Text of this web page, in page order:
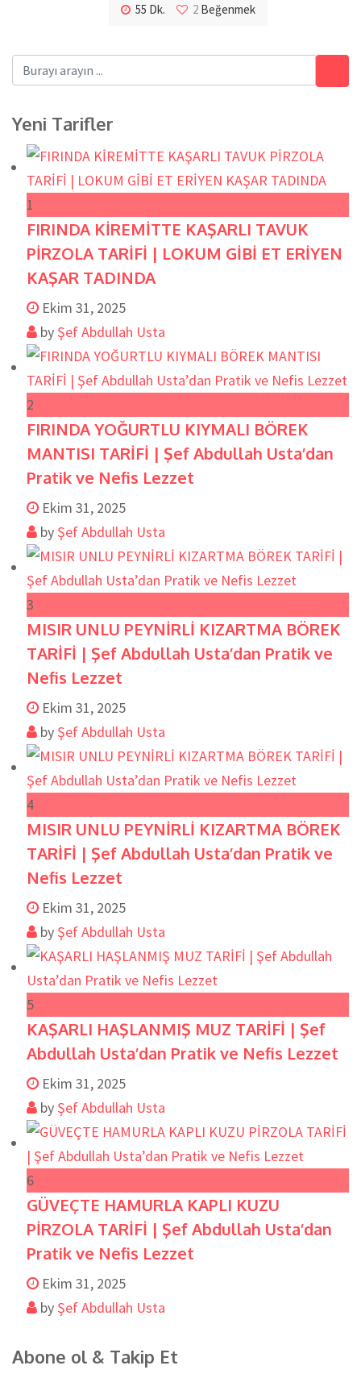
55 Dk. 2Beğenmek
Yeni Tarifler
1
FIRINDA KİREMİTTE KAŞARLI TAVUK
PİRZOLA TARİFİ | LOKUM GİBİ ET ERİYEN
KAŞAR TADINDA
Ekim 31, 2025
by Şef Abdullah Usta
2
FIRINDA YOĞURTLU KIYMALI BÖREK
MANTISI TARİFİ | Şef Abdullah Usta’dan
Pratik ve Nefis Lezzet
Ekim 31, 2025
by Şef Abdullah Usta
3
MISIR UNLU PEYNİRLİ KIZARTMA BÖREK
TARİFİ | Şef Abdullah Usta’dan Pratik ve
Nefis Lezzet
Ekim 31, 2025
by Şef Abdullah Usta
4
MISIR UNLU PEYNİRLİ KIZARTMA BÖREK
TARİFİ | Şef Abdullah Usta’dan Pratik ve
Nefis Lezzet
Ekim 31, 2025
by Şef Abdullah Usta
5
KAŞARLI HAŞLANMIŞ MUZ TARİFİ | Şef
Abdullah Usta’dan Pratik ve Nefis Lezzet
Ekim 31, 2025
by Şef Abdullah Usta
6
GÜVEÇTE HAMURLA KAPLI KUZU
PİRZOLA TARİFİ | Şef Abdullah Usta’dan
Pratik ve Nefis Lezzet
Ekim 31, 2025
by Şef Abdullah Usta
Abone ol & Takip Et